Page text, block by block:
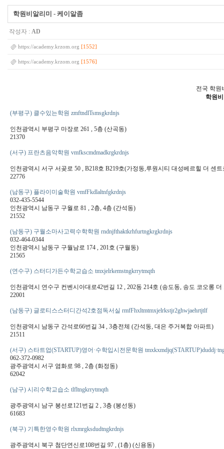
학원비알리미 - 케이알좀
작성자 : AD
https://academy.krzom.org [1552]
https://academy.krzom.org [1576]
전국 학원
학원
(부평구) 클수있는학원 zmftndlTsmsgkrdnjs
인천광역시 부평구 마장로 261 , 5층 (산곡동)
21370
(서구) 프란츠음악학원 vmfkscmdmadkrgkrdnjs
인천광역시 서구 서곶로 50 , B218호 B219호(가정동,루원시티 대성베르힐 더 센
22776
(남동구) 플라이미술학원 vmfFkdlaltnfgkrdnjs
032-435-5544
인천광역시 남동구 구월로 81 , 2층, 4층 (간석동)
21552
(남동구) 구월소마사고력수학학원 rndnjfthaktkrhfurtngkrgkrdnjs
032-464-0344
인천광역시 남동구 구월남로 174 , 201호 (구월동)
21565
(연수구) 스터디가든수학교습소 tmxjelrkemstngkrrytmqth
인천광역시 연수구 컨벤시아대로42번길 12 , 202동 214호 (송도동, 송도 코오롱
22001
(남동구) 글로티스스터디간석2호점독서실 rmfFhxltmtmxjelrkstjr2ghwjaehrtjtlf
인천광역시 남동구 간석로66번길 34 , 3층전체 (간석동, 대은 주거복합 아파트)
21511
(서구) 스타트업(STARTUP)영어·수학입시전문학원
062-372-0982
광주광역시 서구 염화로 98 , 2층 (화정동)
62042
(남구) 시리수학교습소 tlfltngkrrytmqth
광주광역시 남구 봉선로121번길 2 , 3층 (봉선동)
61683
(북구) 기특한영수학원 rlxmrgksdudtngkrdnjs
광주광역시 북구 첨단연신로108번길 97 , (1층) (신용동)